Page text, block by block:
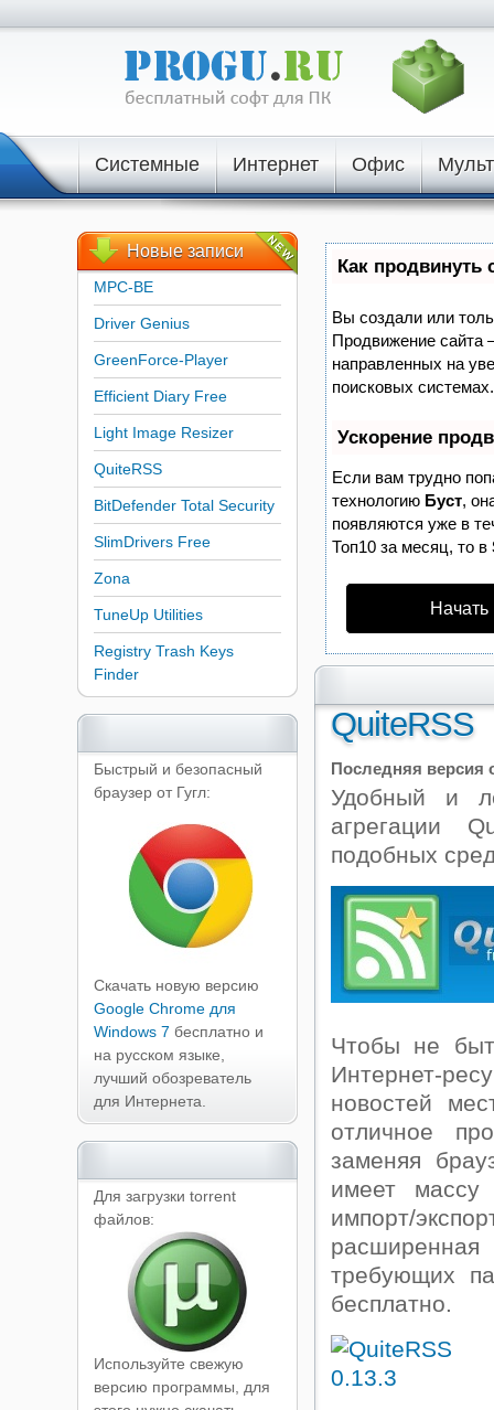
Системные Интернет Офис
Как продвинуть
Вы создали или
Продвижение сайта
направленных на
поисковых системах.
Ускорение
Если вам трудно
технологию Буст,
появляются уже в
Топ10 за месяц, то в
QuiteRSS
Последняя версия
Удобный и
агрегации
подобных
Чтобы не
Интернет-
новостей
отличное
заменяя
имеет массу
импорт/
требующих
бесплатно.
Новыезаписи
MPC-BE
Driver Genius
GreenForce-Player
Efficient Diary Free
Light Image Resizer
QuiteRSS
BitDefender Total Security
SlimDrivers Free
Zona
TuneUp Utilities
Registry Trash Keys
Finder
Быстрый и безопасный
браузер от Гугл:
Скачать новую версию
Google Chrome для
Windows 7 бесплатно и
на русском языке,
лучший обозреватель
для Интернета.
Для загрузки torrent
файлов:
Используйте свежую
версию программы, для